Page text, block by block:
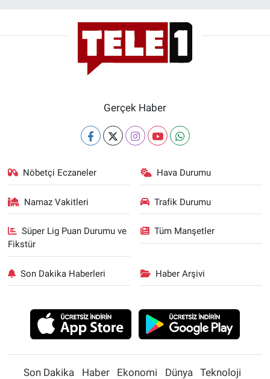
Gerçek Haber
Nöbetçi Eczaneler Hava Durumu
Namaz Vakitleri Trafik Durumu
Süper Lig Puan Durumu ve
Fikstür
Tüm Manşetler
Son Dakika Haberleri Haber Arşivi
Son Dakika Haber Ekonomi Dünya Teknoloji